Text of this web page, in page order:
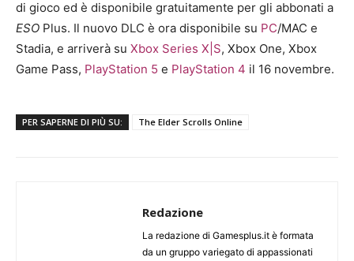
di gioco ed è disponibile gratuitamente per gli abbonati a
ESO Plus. Il nuovo DLC è ora disponibile su PC/MAC e
Stadia, e arriverà su Xbox Series X|S, Xbox One, Xbox
Game Pass, PlayStation 5 e PlayStation 4 il 16 novembre.
PER SAPERNE DI PIÙ SU: The Elder Scrolls Online
Redazione
La redazione di Gamesplus.it è formata
da un gruppo variegato di appassionati